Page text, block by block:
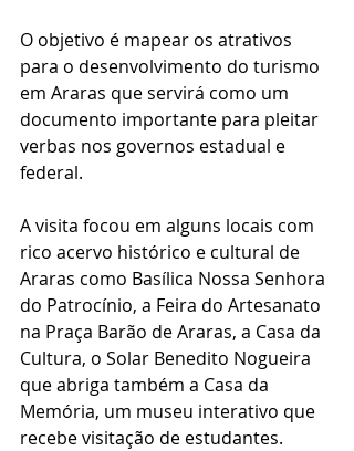
O objetivo é mapear os atrativos
para o desenvolvimento do turismo
em Araras que servirá como um
documento importante para pleitar
verbas nos governos estadual e
federal.
A visita focou em alguns locais com
rico acervo histórico e cultural de
Araras como Basílica Nossa Senhora
do Patrocínio, a Feira do Artesanato
na Praça Barão de Araras, a Casa da
Cultura, o Solar Benedito Nogueira
que abriga também a Casa da
Memória, um museu interativo que
recebe visitação de estudantes.